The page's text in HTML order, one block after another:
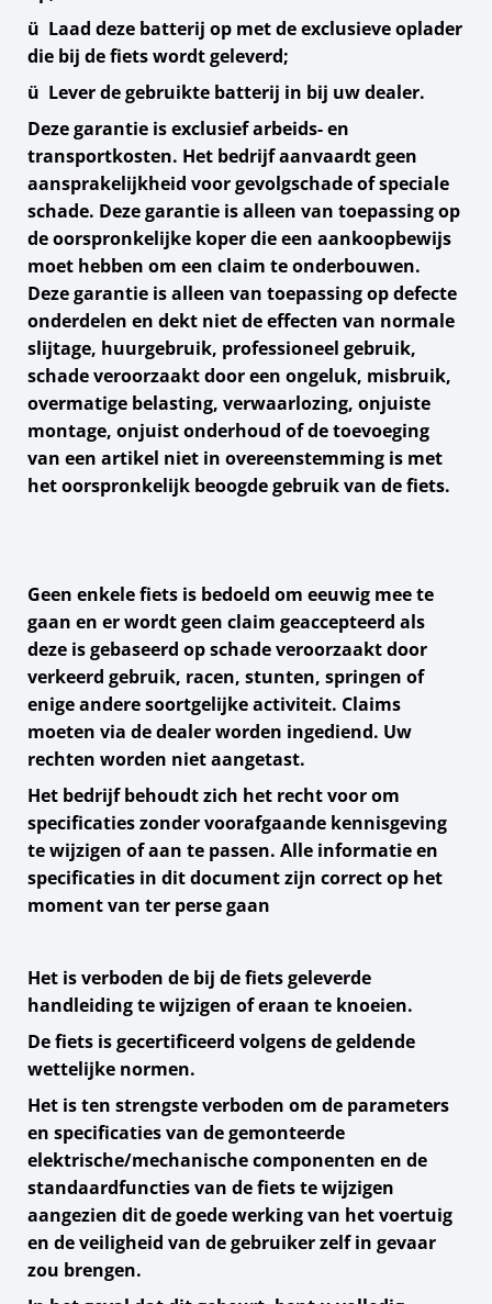
ü Laad deze batterij op met de exclusieve oplader
die bij de fiets wordt geleverd;
ü Lever de gebruikte batterij in bij uw dealer.
Deze garantie is exclusief arbeids- en
transportkosten. Het bedrijf aanvaardt geen
aansprakelijkheid voor gevolgschade of speciale
schade. Deze garantie is alleen van toepassing op
de oorspronkelijke koper die een aankoopbewijs
moet hebben om een ​​claim te onderbouwen.
Deze garantie is alleen van toepassing op defecte
onderdelen en dekt niet de effecten van normale
slijtage, huurgebruik, professioneel gebruik,
schade veroorzaakt door een ongeluk, misbruik,
overmatige belasting, verwaarlozing, onjuiste
montage, onjuist onderhoud of de toevoeging
van een artikel niet in overeenstemming is met
het oorspronkelijk beoogde gebruik van de fiets.
Geen enkele fiets is bedoeld om eeuwig mee te
gaan en er wordt geen claim geaccepteerd als
deze is gebaseerd op schade veroorzaakt door
verkeerd gebruik, racen, stunten, springen of
enige andere soortgelijke activiteit. Claims
moeten via de dealer worden ingediend. Uw
rechten worden niet aangetast.
Het bedrijf behoudt zich het recht voor om
specificaties zonder voorafgaande kennisgeving
te wijzigen of aan te passen. Alle informatie en
specificaties in dit document zijn correct op het
moment van ter perse gaan
Het is verboden de bij de fiets geleverde
handleiding te wijzigen of eraan te knoeien.
De fiets is gecertificeerd volgens de geldende
wettelijke normen.
Het is ten strengste verboden om de parameters
en specificaties van de gemonteerde
elektrische/mechanische componenten en de
standaardfuncties van de fiets te wijzigen
aangezien dit de goede werking van het voertuig
en de veiligheid van de gebruiker zelf in gevaar
zou brengen.